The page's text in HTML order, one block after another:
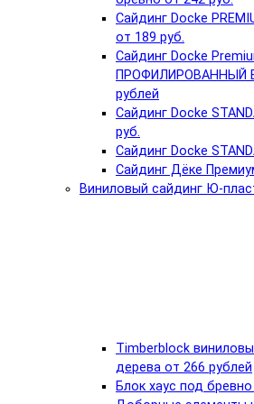
Сайдинг Docke
от 189 руб.
Сайдинг Docke
ПРОФИЛИРОВАННЫЙ
рублей
Сайдинг Docke
руб.
Сайдинг Docke
Сайдинг Дёке
Виниловый сайдинг Ю-
Timberblock
дерева от 266 рублей
Блок хаус под